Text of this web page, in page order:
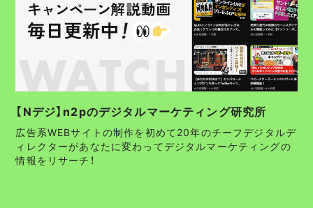
【Nデジ】n2pのデジタルマーケティング研究所
広告系WEBサイトの制作を初めて20年のチーフデジタルデ
ィレクターがあなたに変わってデジタルマーケティングの
情報をリサーチ！